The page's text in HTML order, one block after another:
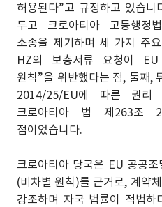
허용된다”고 규정하고 있습
두고 크로아티아 고등행정
소송을 제기하며 세 가지 주
HZ의 보충서류 요청이
원칙”을 위반했다는 점, 둘째,
2014/25/EU에 따른 권
크로아티아 법 제263조
점이었습니다.
크로아티아 당국은 EU 공공
(비차별 원칙)를 근거로, 계약
강조하며 자국 법률이 적법하